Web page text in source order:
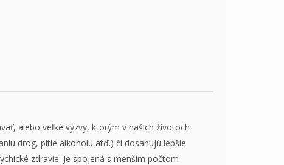
alebo veľké výzvy, ktorým v našich životoch
drog, pitie alkoholu atď.) či dosahujú lepšie
zdravie. Je spojená s menším počtom